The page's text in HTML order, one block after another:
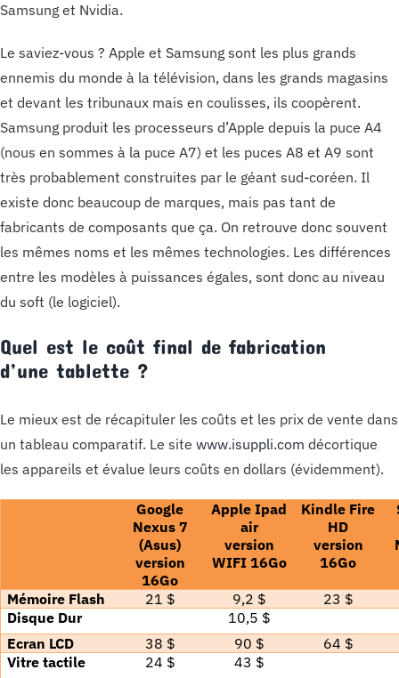
Samsung et Nvidia.
Le saviez-vous ? Apple et Samsung sont les plus grands
ennemis du monde à la télévision, dans les grands magasins
et devant les tribunaux mais en coulisses, ils coopèrent.
Samsung produit les processeurs d’Apple depuis la puce A4
(nous en sommes à la puce A7) et les puces A8 et A9 sont
très probablement construites par le géant sud-coréen. Il
existe donc beaucoup de marques, mais pas tant de
fabricants de composants que ça. On retrouve donc souvent
les mêmes noms et les mêmes technologies. Les différences
entre les modèles à puissances égales, sont donc au niveau
du soft (le logiciel).
Quel est le coût final de fabrication
d’une tablette ?
Le mieux est de récapituler les coûts et les prix de vente dans
un tableau comparatif. Le site www.‌isuppli.‌com décortique
les appareils et évalue leurs coûts en dollars (évidemment).
Google
Nexus 7
(Asus)
version
16Go
Apple Ipad
air
version
WIFI 16Go
Kindle Fire
HD
version
16Go
Mémoire Flash 21 $ 9,2 $
23 $
Disque Dur
10,5 $
Ecran LCD
38 $ 90 $
64 $
Vitre tactile
24 $
43 $